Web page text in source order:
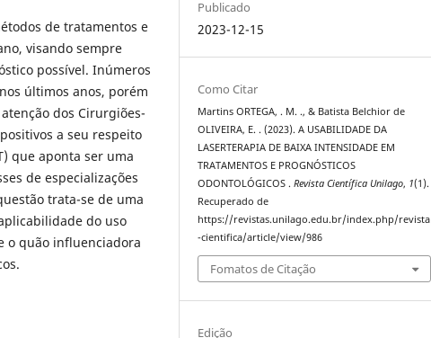
de tratamentos e
visando sempre
possível. Inúmeros
últimos anos, porém
dos Cirurgiões-
a seu respeito
que aponta ser uma
de especializações
trata-se de uma
do uso
o quão influenciadora
Publicado
2023-12-15
Como Citar
Martins ORTEGA, . M. ., & Batista Belchior de
OLIVEIRA, E. . (2023). A USABILIDADE DA
LASERTERAPIA DE BAIXA INTENSIDADE EM
TRATAMENTOS E PROGNÓSTICOS
ODONTOLÓGICOS .Revista Científica Unilago, 1(1).
Recuperado de
https://revistas.unilago.edu.br/index.php/revista
-cientifica/article/view/986
Fomatos de Citação
Edição